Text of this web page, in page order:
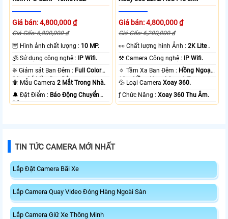
Giá bán: 4,800,000 ₫
Giá Gốc: 6,800,000 ₫
🦉 Hình ảnh chất lượng : 10 MP.
🕉️ Sử dụng công nghệ : IP Wifi.
❈ Giám sát Ban Đêm : Full Color
20m Có Màu Ban Ðêm.
🐜 Mẫu Camera2 Mắt Trong Nhà.
️🔔 Đặt Điểm : Báo Động Chuyển
Động.
Giá bán: 4,800,000 ₫
Giá Gốc: 6,200,000 ₫
️👀 Chất lượng hình Ảnh :2K Lite .
⚒ Camera Công nghệ : IP Wifi.
🔅 Tầm Xa Ban Đêm : Hồng Ngoại
10m Hồng Ngoại Smart IR.
💦 Loại CameraXoay 360.
️ƒ Chức Năng :Xoay 360 Thu Âm.
TIN TỨC CAMERA MỚI NHẤT
Lắp Đặt Camera Bãi Xe
Lắp Camera Quay Video Đóng Hàng Ngoài Sàn
Lắp Camera Giữ Xe Thông Minh